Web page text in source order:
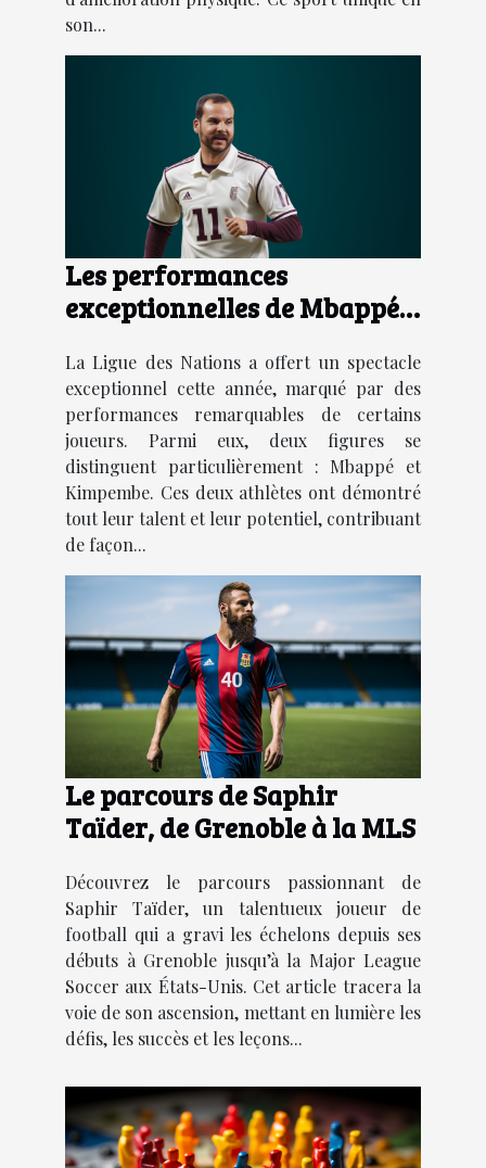
son...
Les performances
exceptionnelles de Mbappé
des Nations : analyse et
perspectives
La Ligue des Nations a offert un spectacle
exceptionnel cette année, marqué par des
performances remarquables de certains
joueurs. Parmi eux, deux figures se
distinguent particulièrement : Mbappé et
Kimpembe. Ces deux athlètes ont démontré
tout leur talent et leur potentiel, contribuant
de façon...
Le parcours de Saphir
Taïder, de Grenoble à la MLS
Découvrez le parcours passionnant de
Saphir Taïder, un talentueux joueur de
football qui a gravi les échelons depuis ses
débuts à Grenoble jusqu’à la Major League
Soccer aux États-Unis. Cet article tracera la
voie de son ascension, mettant en lumière les
défis, les succès et les leçons...